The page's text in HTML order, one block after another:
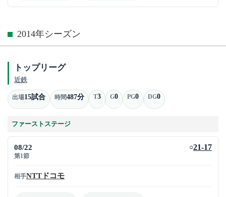
2014年シーズン
トップリーグ
近鉄
出場15試合 時間487分 T3 G0 PG0 DG0
ファーストステージ
08/22
第1節
○21-17
相手NTTドコモ